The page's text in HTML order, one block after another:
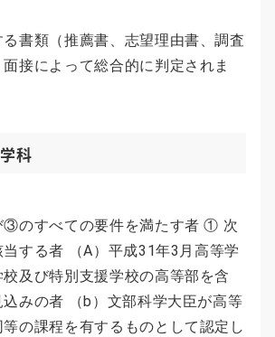
書類（推薦書、志望理由書、調査
接によって総合的に判定されま
科
のすべての要件を満たす者 ① 次
する者 （A）平成31年3月高等学
及び特別支援学校の高等部を含
みの者 （b）文部科学大臣が高等
の課程を有するものとして認定し